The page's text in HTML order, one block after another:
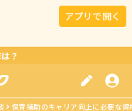
アプリで開く
？
保育補助のキャリア向上に必要な資